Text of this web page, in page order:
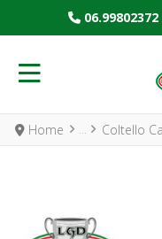
06.99802372
Home Coltello